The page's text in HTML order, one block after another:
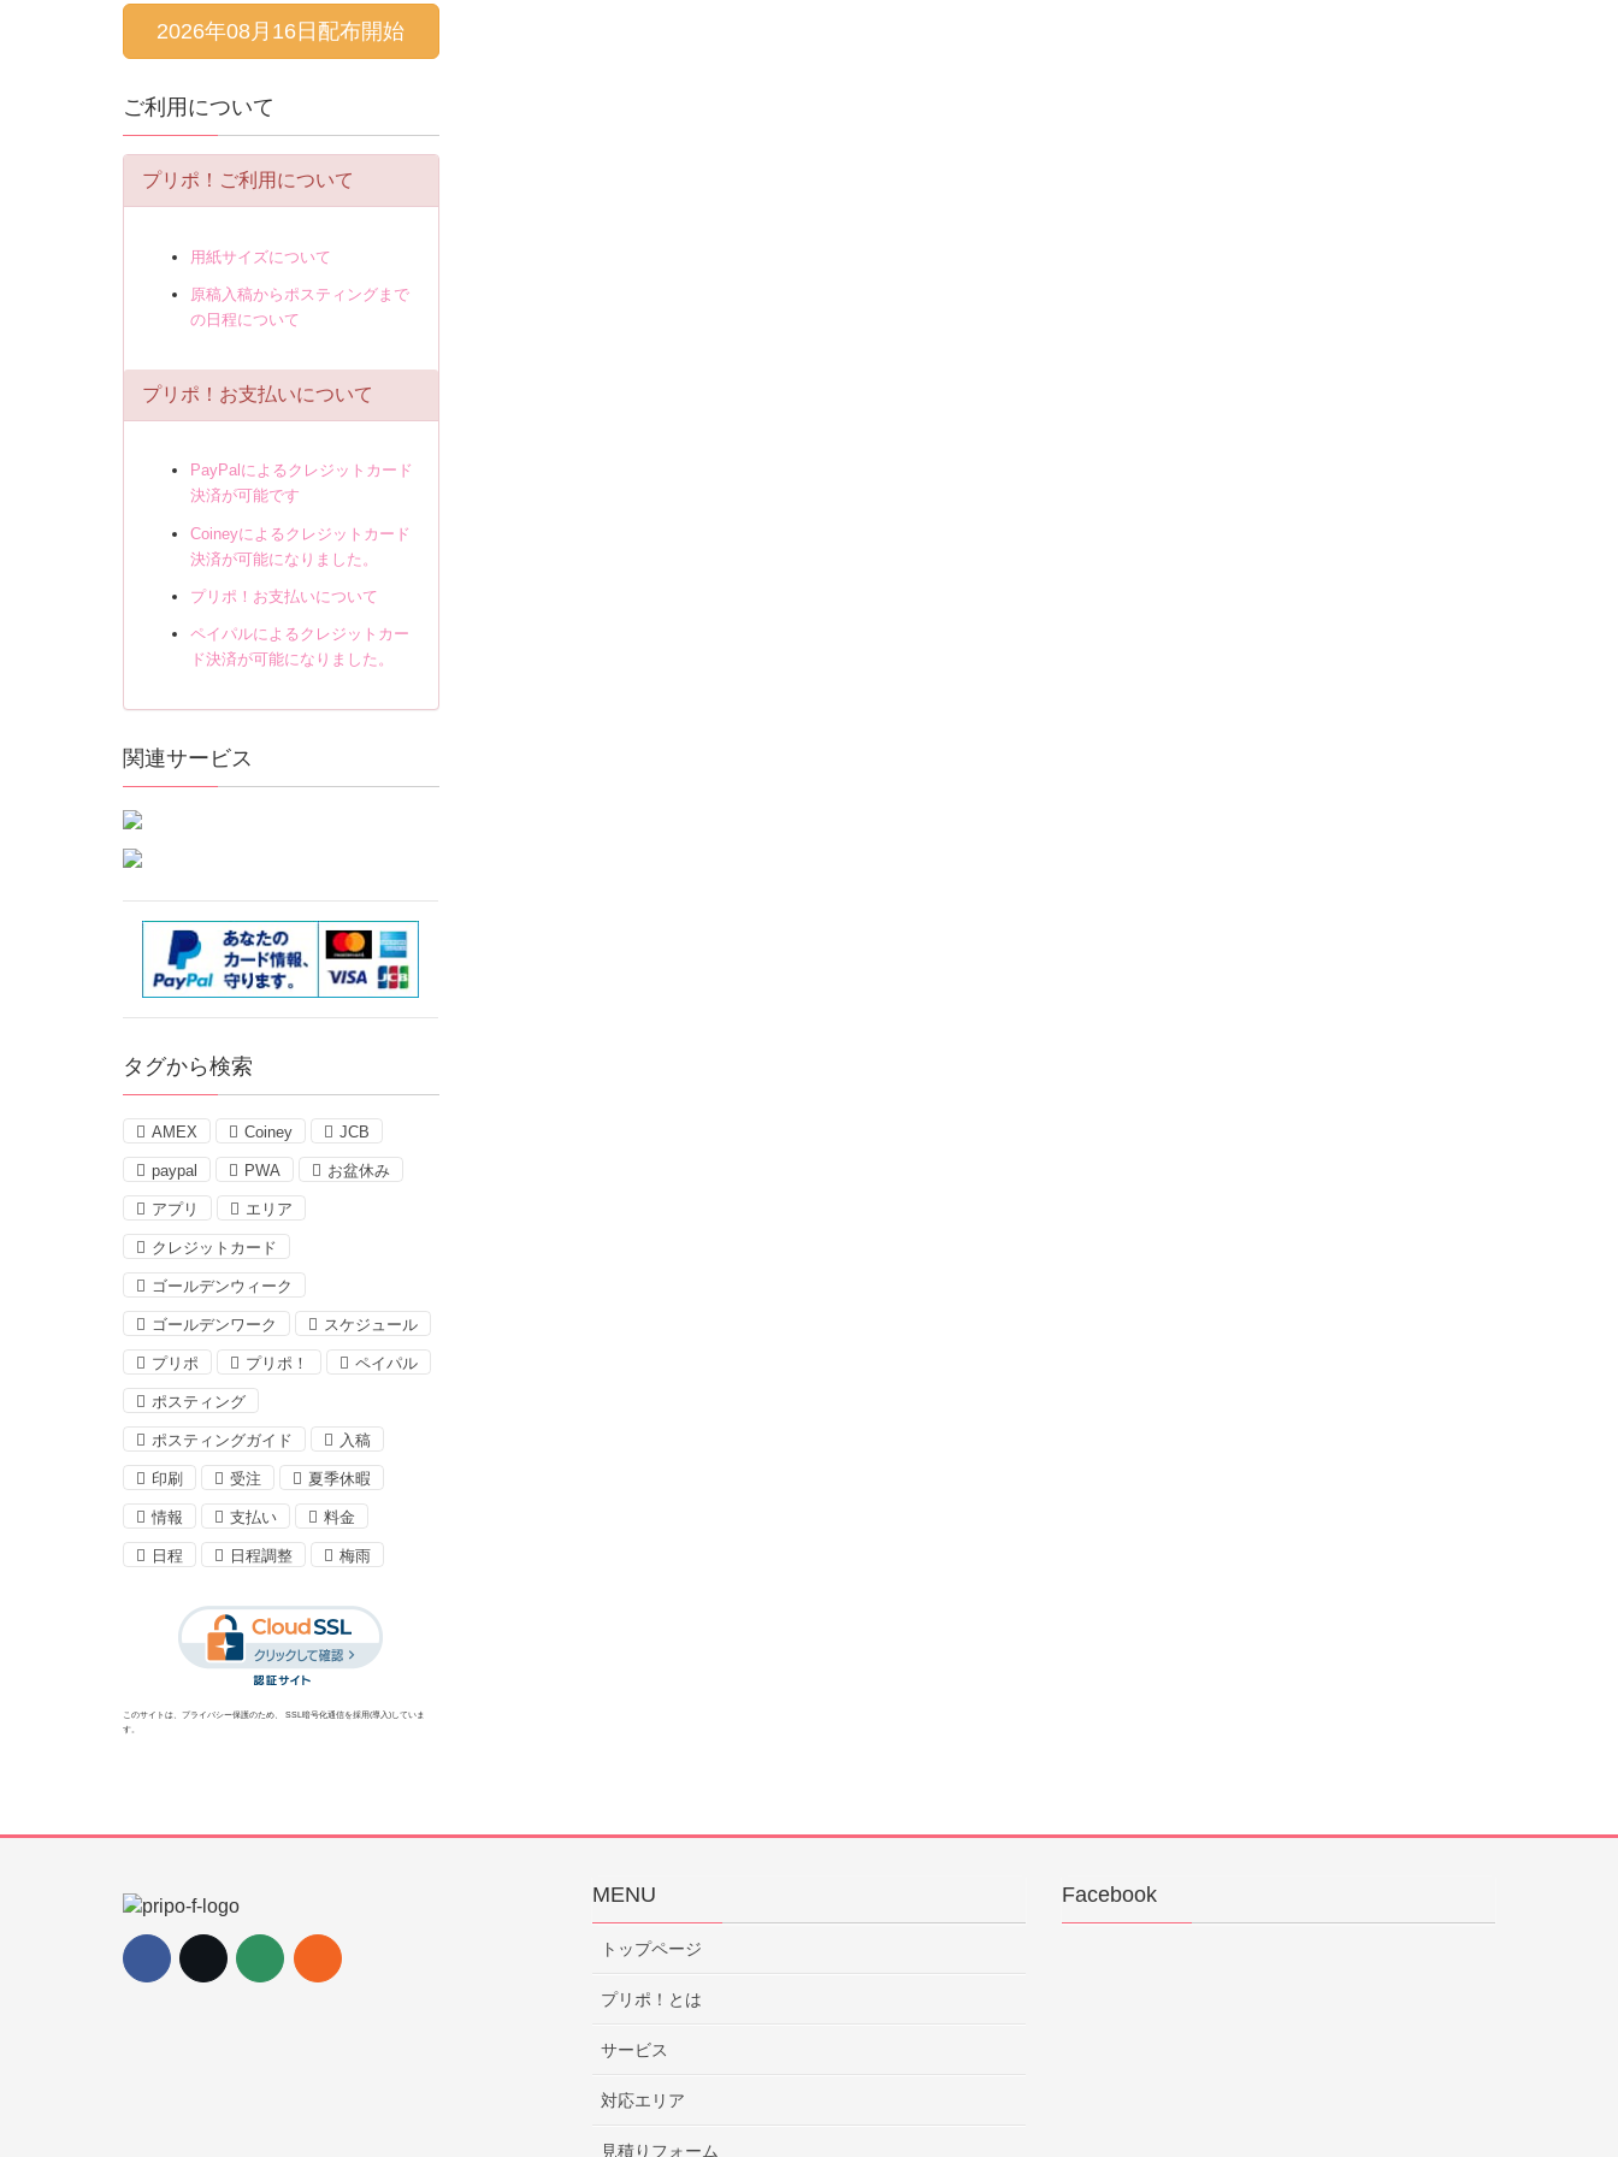
2026年08月16日配布開始
ご利用について
プリポ！ご利用について
用紙サイズについて
原稿入稿からポスティングまで
の日程について
プリポ！お支払いについて
PayPalによるクレジットカード
決済が可能です
Coineyによるクレジットカード
決済が可能になりました。
プリポ！お支払いについて
ペイパルによるクレジットカー
ド決済が可能になりました。
関連サービス
タグから検索
AMEX Coiney JCB
paypal PWA お盆休み
アプリ エリア
クレジットカード
ゴールデンウィーク
ゴールデンワーク スケジュール
プリポ プリポ！ ペイパル
ポスティング
ポスティングガイド 入稿
印刷 受注 夏季休暇
情報 支払い 料金
日程 日程調整 梅雨
このサイトは、プライバシー保護のため、 SSL暗号化通信を採用(導入)していま
す。
MENU
トップページ
プリポ！とは
サービス
対応エリア
見積りフォーム
Facebook